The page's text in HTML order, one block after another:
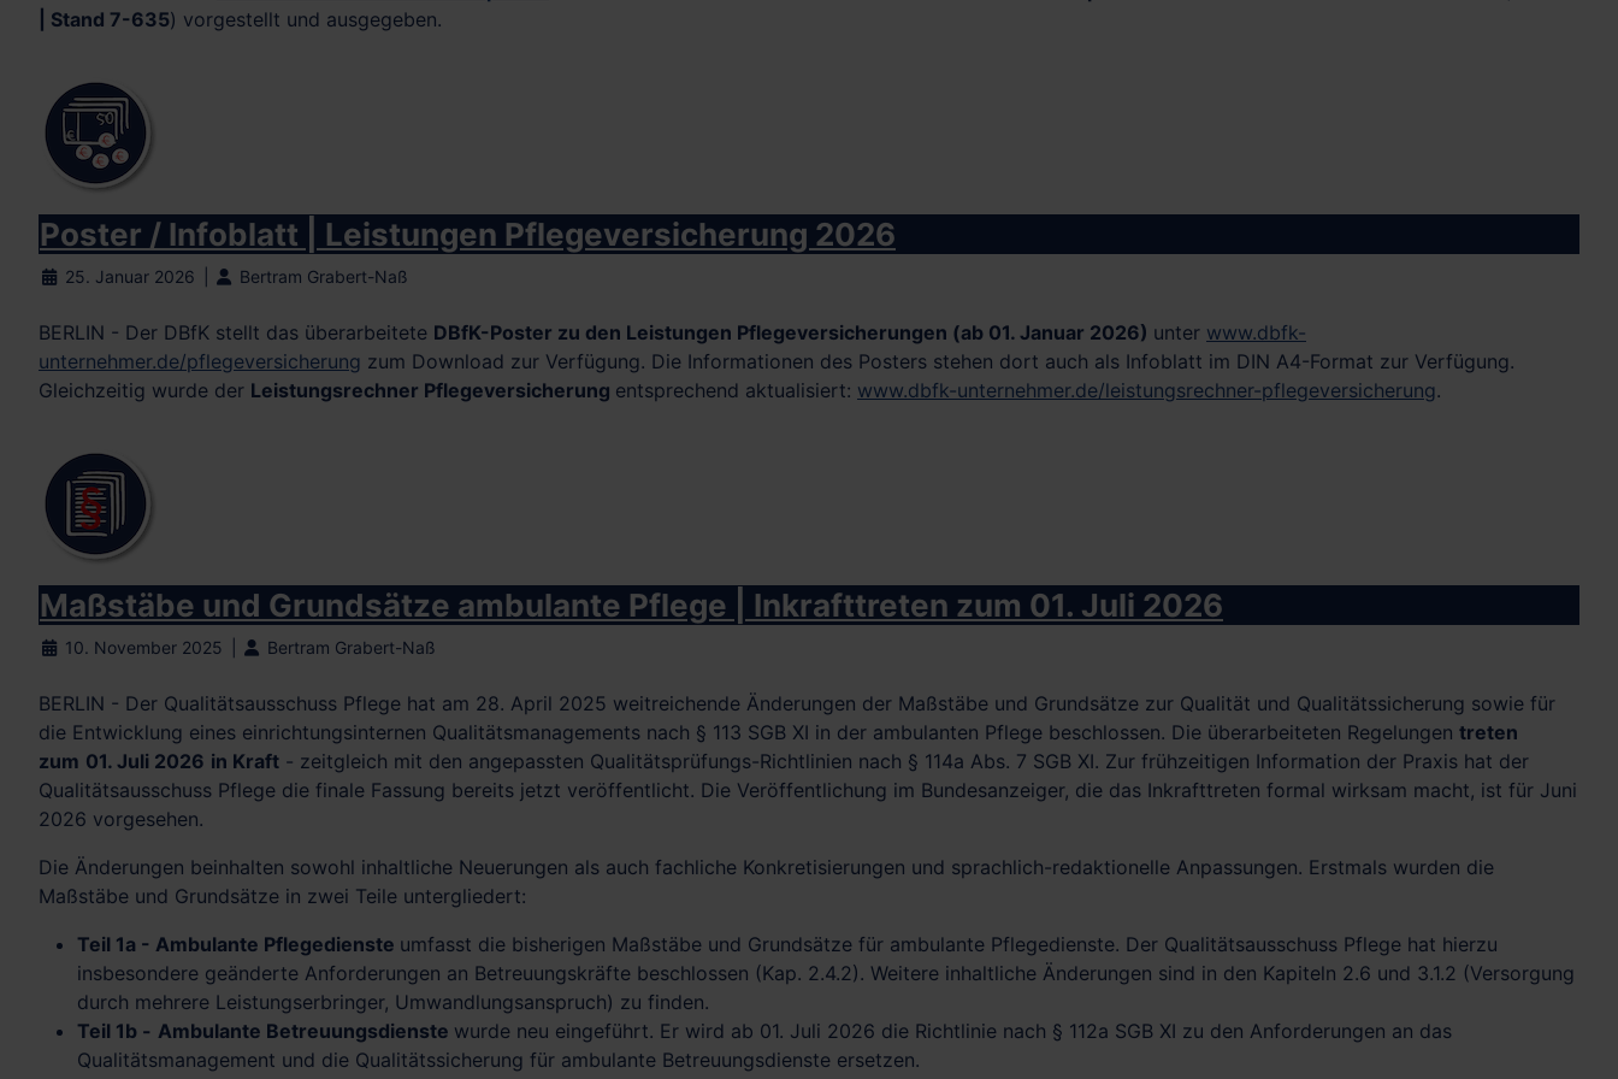
| Stand 7-635) vorgestellt und ausgegeben.
Poster / Infoblatt | Leistungen Pflegeversicherung 2026
25. Januar 2026 Bertram Grabert-Naß
BERLIN - Der DBfK stellt das überarbeitete DBfK-Poster zu den Leistungen Pflegeversicherungen (ab 01. Januar 2026) unter www.dbfk-
unternehmer.de/pflegeversicherung zum Download zur Verfügung. Die Informationen des Posters stehen dort auch als Infoblatt im DIN A4-Format zur Verfügung.
Gleichzeitig wurde der Leistungsrechner Pflegeversicherung entsprechend aktualisiert: www.dbfk-unternehmer.de/leistungsrechner-pflegeversicherung.
Maßstäbe und Grundsätze ambulante Pflege | Inkrafttreten zum 01. Juli 2026
10. November 2025 Bertram Grabert-Naß
BERLIN - Der Qualitätsausschuss Pflege hat am 28. April 2025 weitreichende Änderungen der Maßstäbe und Grundsätze zur Qualität und Qualitätssicherung sowie für
die Entwicklung eines einrichtungsinternen Qualitätsmanagements nach § 113 SGB XI in der ambulanten Pflege beschlossen. Die überarbeiteten Regelungen treten
zum 01. Juli 2026 in Kraft - zeitgleich mit den angepassten Qualitätsprüfungs-Richtlinien nach § 114a Abs. 7 SGB XI. Zur frühzeitigen Information der Praxis hat der
Qualitätsausschuss Pflege die finale Fassung bereits jetzt veröffentlicht. Die Veröffentlichung im Bundesanzeiger, die das Inkrafttreten formal wirksam macht, ist für Juni
2026 vorgesehen.
Die Änderungen beinhalten sowohl inhaltliche Neuerungen als auch fachliche Konkretisierungen und sprachlich-redaktionelle Anpassungen. Erstmals wurden die
Maßstäbe und Grundsätze in zwei Teile untergliedert:
Teil 1a - Ambulante Pflegedienste umfasst die bisherigen Maßstäbe und Grundsätze für ambulante Pflegedienste. Der Qualitätsausschuss Pflege hat hierzu
insbesondere geänderte Anforderungen an Betreuungskräfte beschlossen (Kap. 2.4.2). Weitere inhaltliche Änderungen sind in den Kapiteln 2.6 und 3.1.2 (Versorgung
durch mehrere Leistungserbringer, Umwandlungsanspruch) zu finden.
Teil 1b - Ambulante Betreuungsdienste wurde neu eingeführt. Er wird ab 01. Juli 2026 die Richtlinie nach § 112a SGB XI zu den Anforderungen an das
Qualitätsmanagement und die Qualitätssicherung für ambulante Betreuungsdienste ersetzen.